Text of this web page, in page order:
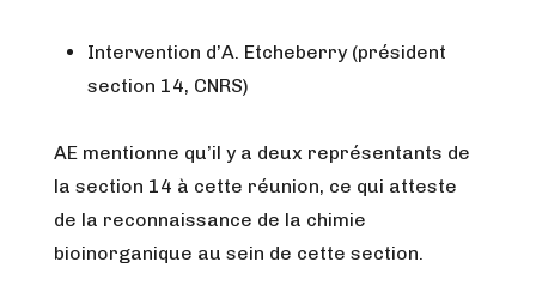
Intervention d’A. Etcheberry (président
section 14, CNRS)
AE mentionne qu’il y a deux représentants de
la section 14 à cette réunion, ce qui atteste
de la reconnaissance de la chimie
bioinorganique au sein de cette section.